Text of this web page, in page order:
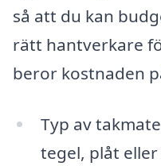
så att du kan
rätt hantverkare
beror kostnaden
Typ av
tegel, plåt